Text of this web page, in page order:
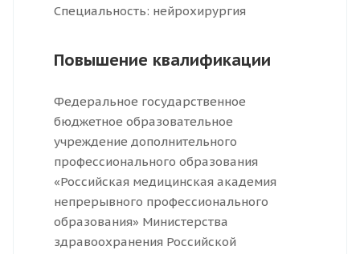
Специальность: нейрохирургия
Повышение квалификации
Федеральное государственное
бюджетное образовательное
учреждение дополнительного
профессионального образования
«Российская медицинская академия
непрерывного профессионального
образования» Министерства
здравоохранения Российской